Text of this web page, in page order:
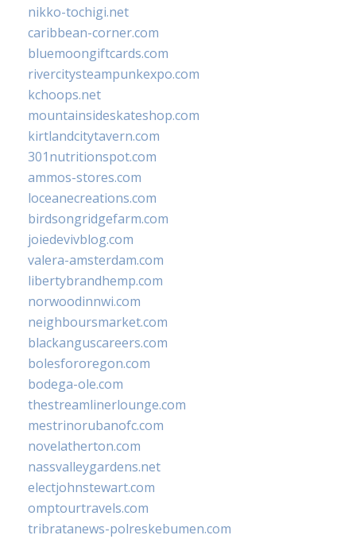
nikko-tochigi.net
caribbean-corner.com
bluemoongiftcards.com
rivercitysteampunkexpo.com
kchoops.net
mountainsideskateshop.com
kirtlandcitytavern.com
301nutritionspot.com
ammos-stores.com
loceanecreations.com
birdsongridgefarm.com
joiedevivblog.com
valera-amsterdam.com
libertybrandhemp.com
norwoodinnwi.com
neighboursmarket.com
blackanguscareers.com
bolesfororegon.com
bodega-ole.com
thestreamlinerlounge.com
mestrinorubanofc.com
novelatherton.com
nassvalleygardens.net
electjohnstewart.com
omptourtravels.com
tribratanews-polreskebumen.com